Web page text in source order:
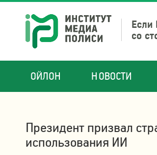
Если
со
ОЙЛОН НОВОСТИ
Президент призвал
использования ИИ